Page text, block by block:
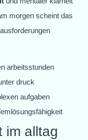
morgen scheint das
arbeitsstunden
druck
aufgaben
im alltag